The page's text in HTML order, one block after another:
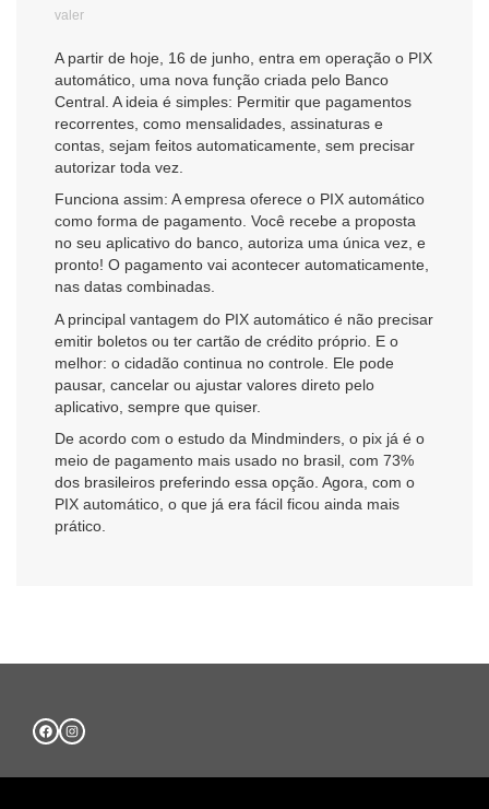
valer
A partir de hoje, 16 de junho, entra em operação o PIX
automático, uma nova função criada pelo Banco
Central. A ideia é simples: Permitir que pagamentos
recorrentes, como mensalidades, assinaturas e
contas, sejam feitos automaticamente, sem precisar
autorizar toda vez.
Funciona assim: A empresa oferece o PIX automático
como forma de pagamento. Você recebe a proposta
no seu aplicativo do banco, autoriza uma única vez, e
pronto! O pagamento vai acontecer automaticamente,
nas datas combinadas.
A principal vantagem do PIX automático é não precisar
emitir boletos ou ter cartão de crédito próprio. E o
melhor: o cidadão continua no controle. Ele pode
pausar, cancelar ou ajustar valores direto pelo
aplicativo, sempre que quiser.
De acordo com o estudo da Mindminders, o pix já é o
meio de pagamento mais usado no brasil, com 73%
dos brasileiros preferindo essa opção. Agora, com o
PIX automático, o que já era fácil ficou ainda mais
prático.